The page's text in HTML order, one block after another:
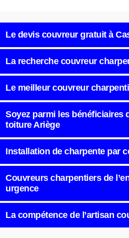
Le devis couvreur gratuit à
La recherche couvreur
Le meilleur couvreur
Soyez parmi les bénéficiaires
toiture Ariège
Installation de charpente par
Couvreurs charpentiers de
urgence
La compétence de l’artisan